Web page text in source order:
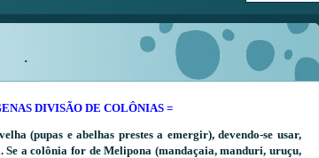
DIVISÃO DE COLÔNIAS =
(pupas e abelhas prestes a emergir), devendo-se usar,
Se a colônia for de Melipona (mandaçaia, manduri, uruçu,